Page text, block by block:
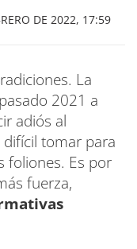
DE 2022, 17:59
La
2021 a
adiós al
tomar para
foliones. Es por
fuerza,